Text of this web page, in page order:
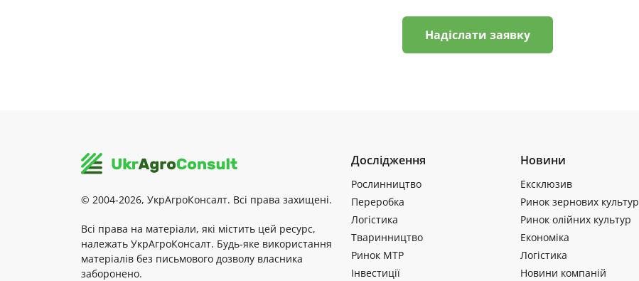
Надіслати заявку
© 2004-2026, УкрАгроКонсалт. Всі права захищені.
Всі права на матеріали, які містить цей ресурс,
належать УкрАгроКонсалт. Будь-яке використання
матеріалів без письмового дозволу власника
заборонено.
Дослідження
Рослинництво
Переробка
Логістика
Тваринництво
Ринок МТР
Інвестиції
Новини
Ексклюзив
Ринок зернових культур
Ринок олійних культур
Економіка
Логістика
Новини компаній